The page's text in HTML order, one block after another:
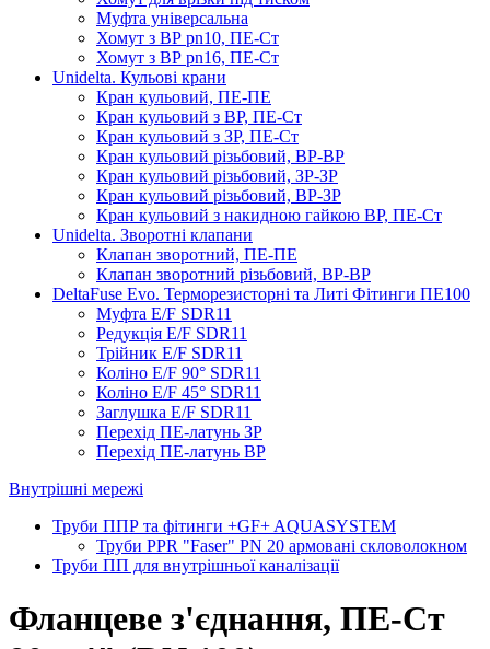
Муфта універсальна
Хомут з ​​ВР pn10, ПЕ-Ст
Хомут з ВР pn16, ПЕ-Ст
Unidelta. Кульові крани
Кран кульовий, ПЕ-ПЕ
Кран кульовий з ВР, ПЕ-Ст
Кран кульовий з ЗР, ПЕ-Ст
Кран кульовий різьбовий, ВР-ВР
Кран кульовий різьбовий, ЗР-ЗР
Кран кульовий різьбовий, ВР-ЗР
Кран кульовий з накидною гайкою ВР, ПЕ-Ст
Unidelta. Зворотні клапани
Клапан зворотний, ПЕ-ПЕ
Клапан зворотний різьбовий, ВР-ВР
DeltaFuse Evo. Терморезисторні та Литі Фітинги ПЕ100
Муфта E/F SDR11
Редукція E/F SDR11
Трійник E/F SDR11
Коліно E/F 90° SDR11
Коліно E/F 45° SDR11
Заглушка E/F SDR11
Перехід ПЕ-латунь ЗР
Перехід ПЕ-латунь ВР
Внутрішні мережі
Труби ППР та фітинги +GF+ AQUASYSTEM
Труби PPR "Faser" PN 20 армовані скловолокном
Труби ПП для внутрішньої каналізації
Фланцеве з'єднання, ПЕ-Ст